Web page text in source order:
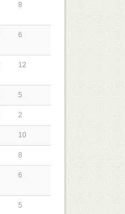
8
6
12
5
2
10
8
6
5